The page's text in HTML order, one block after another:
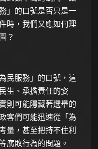
」的口號是否只是一
時，我們又應如何理
？
民服務」的口號，這
生、承擔責任的姿
則可能隱藏著選舉的
客們可能迅速從「為
量，甚至把持不住利
腐敗行為的問題。